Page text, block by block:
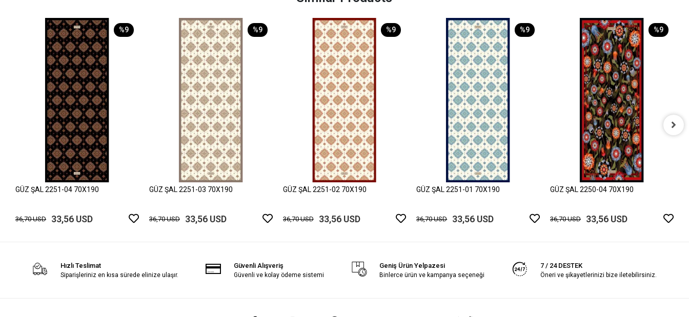
%9
GÜZ ŞAL 2251-04 70X190
36,70 USD 33,56 USD
%9
GÜZ ŞAL 2251-03 70X190
36,70 USD 33,56 USD
%9
GÜZ ŞAL 2251-02 70X190
36,70 USD 33,56 USD
%9
GÜZ ŞAL 2251-01 70X190
36,70 USD 33,56 USD
%9
GÜZ ŞAL 2250-04 70X190
36,70 USD 33,56 USD
Hızlı Teslimat
Siparişleriniz en kısa sürede elinize ulaşır.
Güvenli Alışveriş
Güvenli ve kolay ödeme sistemi
Geniş Ürün Yelpazesi
Binlerce ürün ve kampanya seçeneği
7 / 24 DESTEK
Öneri ve şikayetlerinizi bize iletebilirsiniz.